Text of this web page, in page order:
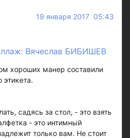
19 января 2017 05:43
Вячеслав БИБИШЕВ
хороших манер составили
этикета.
садясь за стол, - это взять
- это интимный
только вам. Не стоит